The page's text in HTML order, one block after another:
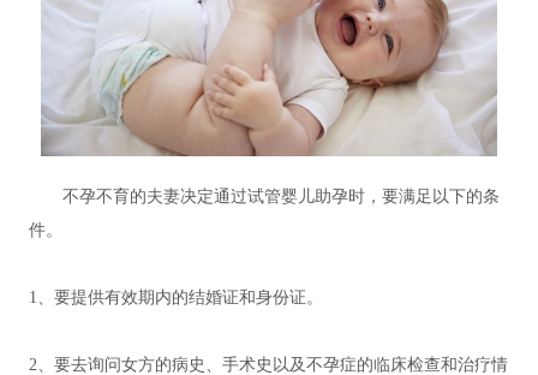
不孕不育的夫妻决定通过试管婴儿助孕时，要满足以下的条
件。
1、要提供有效期内的结婚证和身份证。
2、要去询问女方的病史、手术史以及不孕症的临床检查和治疗情